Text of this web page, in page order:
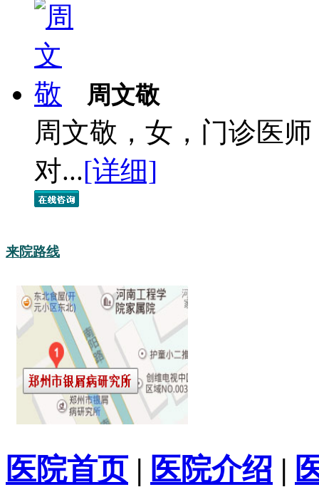
周文敬
周文敬，女，门诊医
对...[详细]
来院路线
医院首页| 医院介绍 |